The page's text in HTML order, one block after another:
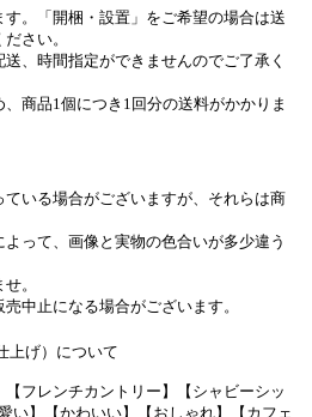
。「開梱・設置」をご希望の場合は送
さい。
、時間指定ができませんのでご了承く
商品1個につき1回分の送料がかかりま
いる場合がございますが、それらは商
って、画像と実物の色合いが多少違う
。
中止になる場合がございます。
フレンチカントリー】【シャビーシッ
い】【かわいい】【おしゃれ】【カフェ